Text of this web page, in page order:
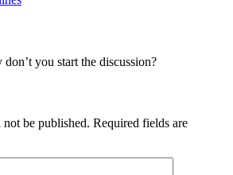
you start the discussion?
be published. Required fields are